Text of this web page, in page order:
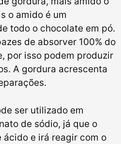
o amido é um
todo o chocolate em pó.
de absorver 100% do
por isso podem produzir
A gordura acrescenta
ser utilizado em
de sódio, já que o
e irá reagir com o